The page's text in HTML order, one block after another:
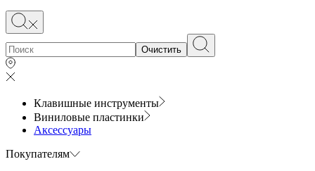
Очистить
Клавишные инструменты
Виниловые пластинки
Аксессуары
Покупателям